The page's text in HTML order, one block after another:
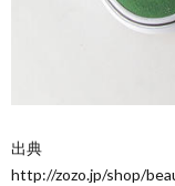
出典
http://zozo.jp/shop/